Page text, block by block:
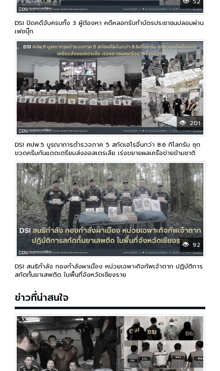
DSI ปิดคดีจับครบทั้ง 3 ผู้ต้องหา คดีหลอกรับทำบัตรประชาชนปลอมผ่าน
เฟซบุ๊ก
201
DSI ศปพ.5 บูรณาการตำรวจภาค 5 สกัดเฮโรอีนกว่า 8.6 กิโลกรัม ซุก
ขวดครีมกันแดดเตรียมส่งออสเตรเลีย เร่งขยายผลเครือข่ายข้ามชาติ
92
DSI สนธิกำลัง กองกำลังผาเมือง หน่วยเฉพาะกิจทัพเจ้าตาก ปฏิบัติการ
สกัดกั้นยาเสพติด ในพื้นที่จังหวัดเชียงราย
ข่าวที่น่าสนใจ